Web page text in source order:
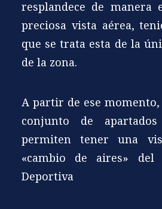
resplandece de manera
preciosa vista aérea,
que se trata esta de la
de la zona.
A partir de ese momento,
conjunto de
permiten tener una
«cambio de aires» del
Deportiva